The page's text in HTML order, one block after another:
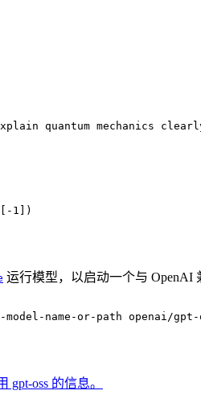
quantum mechanics
1])
运行模型，以启动一个与 OpenAI
name-or-path openai/gpt-
gpt-oss 的信息。